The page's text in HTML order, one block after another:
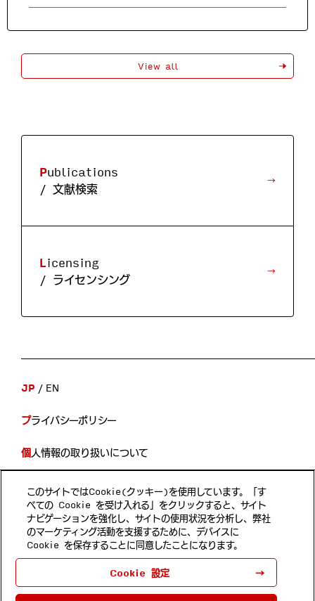
View all
Publications
/ 文献検索
Licensing
/ ライセンシング
JP
EN
プライバシーポリシー
個人情報の取り扱いについて
開示等の手続き
当サイトのご利用について
Follow us
ホンダ・リサーチ・インスティチュート・ジャパン 埼玉県和
光市本町8-1
このサイトではCookie(クッキー)を使用しています。「す
べての Cookie を受け入れる」をクリックすると、サイト
ナビゲーションを強化し、サイトの使用状況を分析し、弊社
のマーケティング活動を支援するために、デバイスに
Cookie を保存することに同意したことになります。
Cookie 設定